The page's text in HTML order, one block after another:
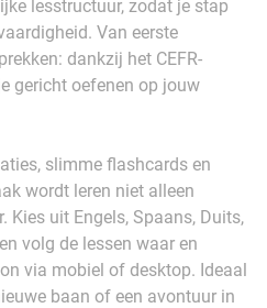
lesstructuur, zodat je stap
Van eerste
dankzij het CEFR-
gericht oefenen op jouw
slimme flashcards en
wordt leren niet alleen
Kies uit Engels, Spaans, Duits,
volg de lessen waar en
via mobiel of desktop. Ideaal
baan of een avontuur in